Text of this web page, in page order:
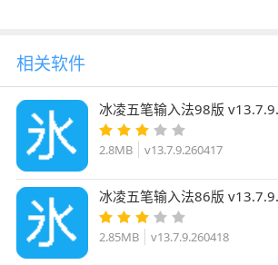
相关软件
冰凌五笔输入法98版
方免费安装版
2.8MB v13.7.9.260417
冰凌五笔输入法86版
方免费安装版
2.85MB v13.7.9.260418